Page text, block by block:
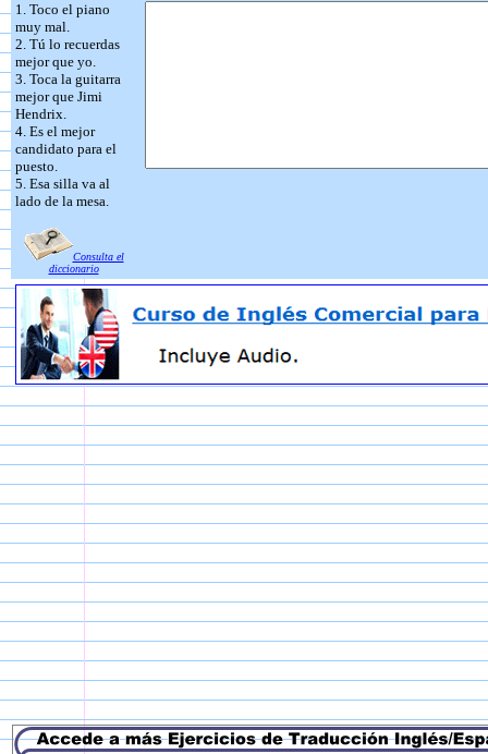
1. Toco el piano
muy mal.
2. Tú lo recuerdas
mejor que yo.
3. Toca la guitarra
mejor que Jimi
Hendrix.
4. Es el mejor
candidato para el
puesto.
5. Esa silla va al
lado de la mesa.
Consulta el
diccionario